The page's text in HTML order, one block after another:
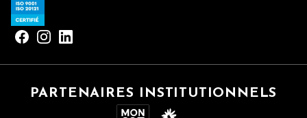
PARTENAIRES INSTITUTIONNELS